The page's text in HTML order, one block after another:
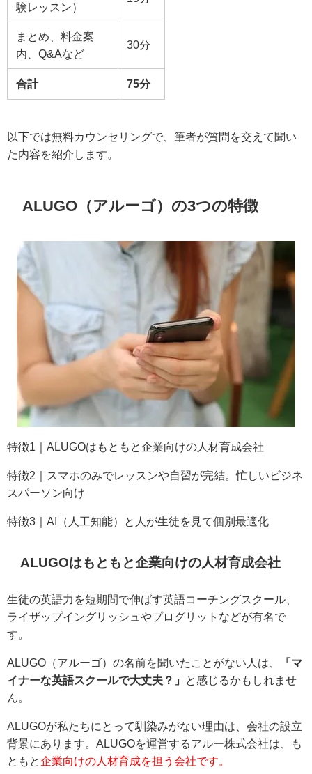
験レッスン）
まとめ、料金案
内、Q&Aなど
30分
合計 75分
以下では無料カウンセリングで、筆者が質問を交えて聞い
た内容を紹介します。
ALUGO（アルーゴ）の3つの特徴
特徴1｜ALUGOはもともと企業向けの人材育成会社
特徴2｜スマホのみでレッスンや自習が完結。忙しいビジネ
スパーソン向け
特徴3｜AI（人工知能）と人が生徒を見て個別最適化
ALUGOはもともと企業向けの人材育成会社
生徒の英語力を短期間で伸ばす英語コーチングスクール、
ライザップイングリッシュやプログリットなどが有名で
す。
ALUGO（アルーゴ）の名前を聞いたことがない人は、
「マ
イナーな英語スクールで大丈夫？」
と感じるかもしれませ
ん。
ALUGOが私たちにとって馴染みがない理由は、会社の設立
背景にあります。ALUGOを運営するアルー株式会社は、も
ともと企業向けの人材育成を担う会社です。